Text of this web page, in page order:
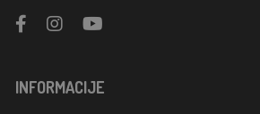
INFORMACIJE